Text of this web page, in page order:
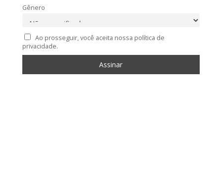
Gênero
Ao prosseguir, você aceita nossa política de
privacidade.